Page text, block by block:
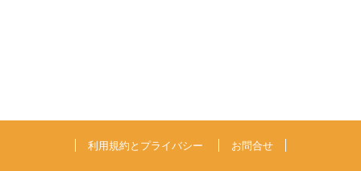
利用規約とプライバシー お問合せ